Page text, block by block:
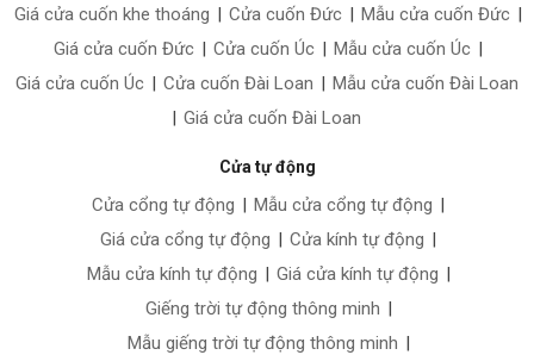
Giá cửa cuốn khe thoáng | Cửa cuốn Đức | Mẫu cửa cuốn Đức |
Giá cửa cuốn Đức | Cửa cuốn Úc | Mẫu cửa cuốn Úc |
Giá cửa cuốn Úc | Cửa cuốn Đài Loan | Mẫu cửa cuốn Đài Loan
| Giá cửa cuốn Đài Loan
Cửa tự động
Cửa cổng tự động | Mẫu cửa cổng tự động |
Giá cửa cổng tự động | Cửa kính tự động |
Mẫu cửa kính tự động | Giá cửa kính tự động |
Giếng trời tự động thông minh |
Mẫu giếng trời tự động thông minh |